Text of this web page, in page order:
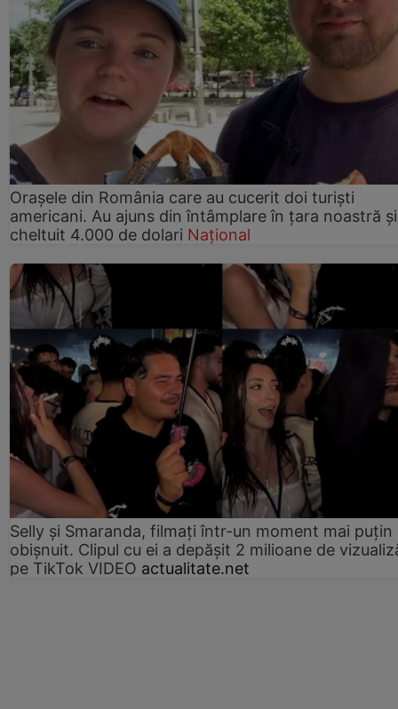
Orașele din România care au cucerit doi turiști
americani. Au ajuns din întâmplare în țara noastră
cheltuit 4.000 de dolari Național
Selly și Smaranda, filmați într-un moment mai puțin
obișnuit. Clipul cu ei a depășit 2 milioane de
pe TikTok VIDEO actualitate.net